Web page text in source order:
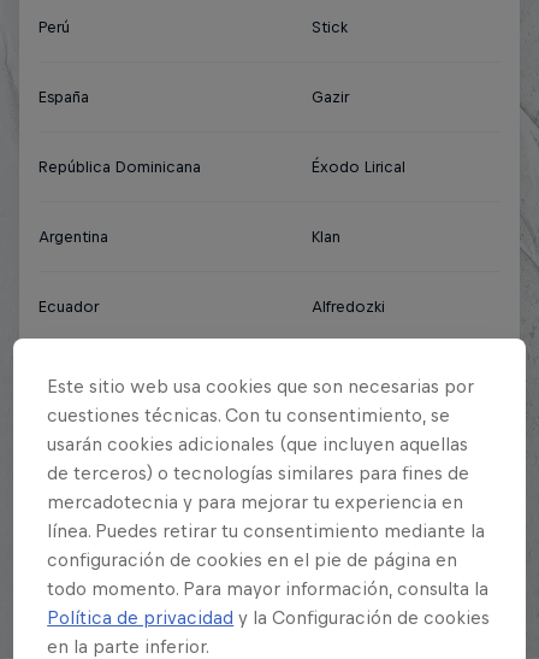
Perú Stick
España Gazir
República Dominicana Éxodo Lirical
Argentina Klan
Ecuador Alfredozki
México
Perú Jair Wong
Este sitio web usa cookies que son necesarias por
cuestiones técnicas. Con tu consentimiento, se
usarán cookies adicionales (que incluyen aquellas
de terceros) o tecnologías similares para fines de
mercadotecnia y para mejorar tu experiencia en
línea. Puedes retirar tu consentimiento mediante la
configuración de cookies en el pie de página en
todo momento. Para mayor información, consulta la
Política de privacidad y la Configuración de cookies
en la parte inferior.